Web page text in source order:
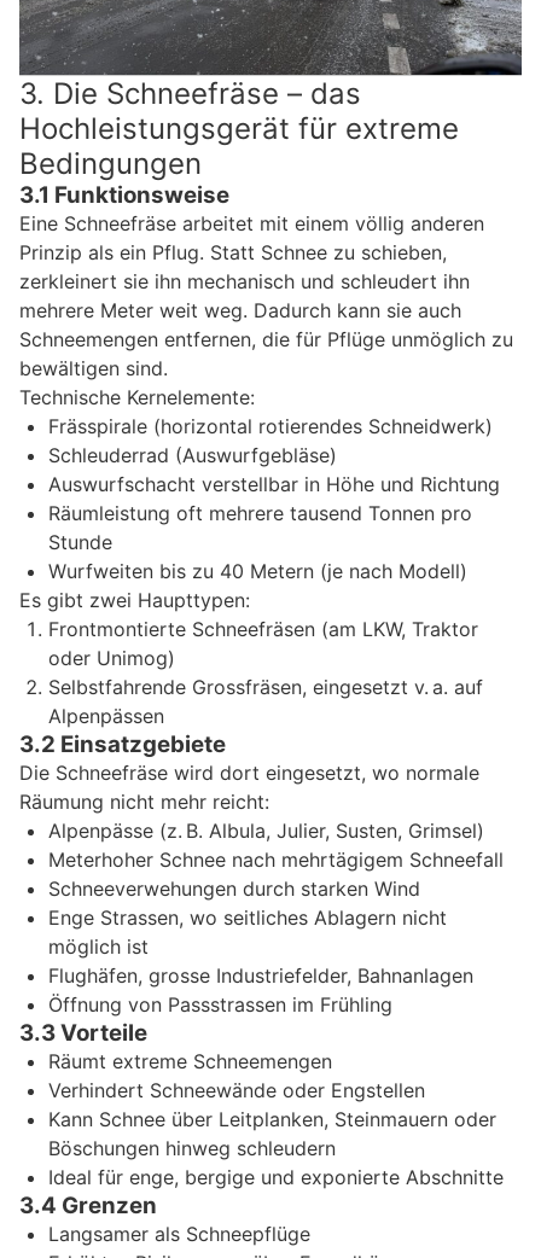
3. Die Schneefräse – das
Hochleistungsgerät für extreme
Bedingungen
3.1 Funktionsweise
Eine Schneefräse arbeitet mit einem völlig anderen
Prinzip als ein Pflug. Statt Schnee zu schieben,
zerkleinert sie ihn mechanisch und schleudert ihn
mehrere Meter weit weg. Dadurch kann sie auch
Schneemengen entfernen, die für Pflüge unmöglich zu
bewältigen sind.
Technische Kernelemente:
Frässpirale (horizontal rotierendes Schneidwerk)
Schleuderrad (Auswurfgebläse)
Auswurfschacht verstellbar in Höhe und Richtung
Räumleistung oft mehrere tausend Tonnen pro
Stunde
Wurfweiten bis zu 40 Metern (je nach Modell)
Es gibt zwei Haupttypen:
Frontmontierte Schneefräsen (am LKW, Traktor
oder Unimog)
Selbstfahrende Grossfräsen, eingesetzt v. a. auf
Alpenpässen
3.2 Einsatzgebiete
Die Schneefräse wird dort eingesetzt, wo normale
Räumung nicht mehr reicht:
Alpenpässe (z. B. Albula, Julier, Susten, Grimsel)
Meterhoher Schnee nach mehrtägigem Schneefall
Schneeverwehungen durch starken Wind
Enge Strassen, wo seitliches Ablagern nicht
möglich ist
Flughäfen, grosse Industriefelder, Bahnanlagen
Öffnung von Passstrassen im Frühling
3.3 Vorteile
Räumt extreme Schneemengen
Verhindert Schneewände oder Engstellen
Kann Schnee über Leitplanken, Steinmauern oder
Böschungen hinweg schleudern
Ideal für enge, bergige und exponierte Abschnitte
3.4 Grenzen
Langsamer als Schneepflüge